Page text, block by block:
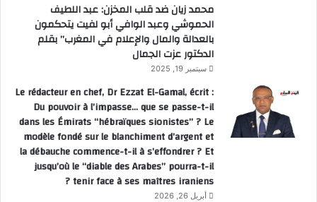
محمد زيان ضد قلب المخزن: عبد اللطيف
الحموشي وعبد الوافي أبو لفيت يتحكمون
بالعدالة والمال والإعلام في المغرب” بقلم
الدكتور عزت الجمال
سبتمبر 19, 2025
Le rédacteur en chef, Dr Ezzat El-Gamal, écrit :
Du pouvoir à l’impasse… que se passe-t-il
dans les Émirats “hébraïques sionistes” ? Le
modèle fondé sur le blanchiment d’argent et
la débauche commence-t-il à s’effondrer ? Et
jusqu’où le “diable des Arabes” pourra-t-il
tenir face à ses maîtres iraniens ?
أبريل 26, 2026